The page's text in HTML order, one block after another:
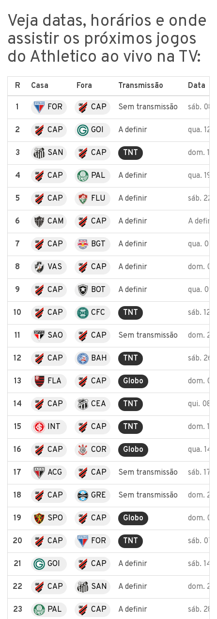
Veja datas, horários e onde
assistir os próximos jogos
do Athletico ao vivo na TV:
R Casa Fora Transmissão Data
1 FOR CAP Sem transmissão sáb.
2 CAP GOI A definir qua.
3 SAN CAP TNT dom.
4 CAP PAL A definir qua.
5 CAP FLU A definir sáb.
6 CAM CAP A definir A
7 CAP BGT A definir qua.
8 VAS CAP A definir dom.
9 CAP BOT A definir qua.
10 CAP CFC TNT sáb.
11 SAO CAP Sem transmissão dom.
12 CAP BAH TNT sáb.
13 FLA CAP Globo dom.
14 CAP CEA TNT qui.
15 INT CAP TNT dom.
16 CAP COR Globo qua.
17 ACG CAP Sem transmissão sáb. 17/
18 CAP GRE Sem transmissão dom.
19 SPO CAP Globo dom.
20 CAP FOR TNT sáb. 07/
21 GOI CAP A definir sáb. 14/
22 CAP SAN A definir dom.
23 PAL CAP A definir sáb. 28/